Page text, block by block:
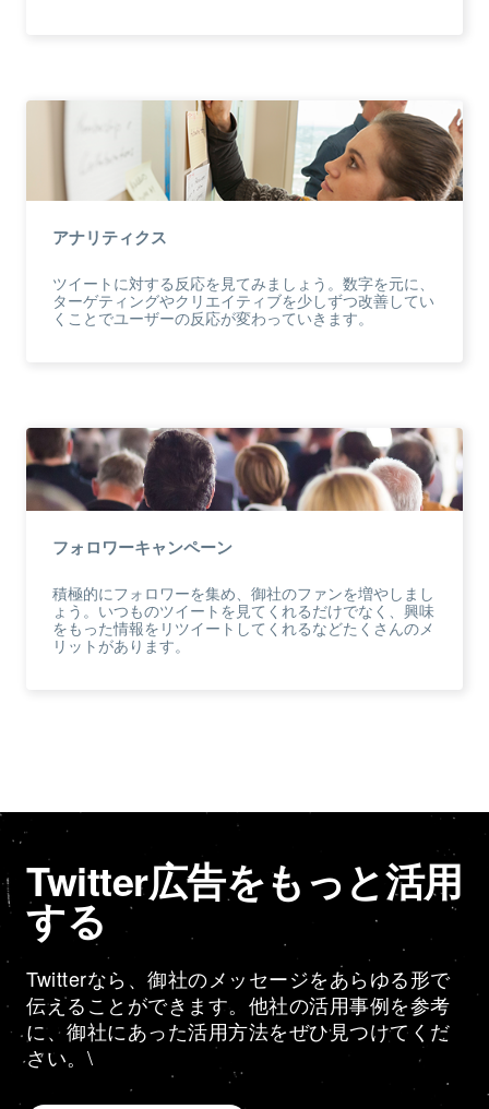
アナリティクス
ツイートに対する反応を見てみましょう。数字を元に、
ターゲティングやクリエイティブを少しずつ改善してい
くことでユーザーの反応が変わっていきます。
フォロワーキャンペーン
積極的にフォロワーを集め、御社のファンを増やしまし
ょう。いつものツイートを見てくれるだけでなく、興味
をもった情報をリツイートしてくれるなどたくさんのメ
リットがあります。
Twitter広告をもっと活用
する
Twitterなら、御社のメッセージをあらゆる形で
伝えることができます。他社の活用事例を参考
に、御社にあった活用方法をぜひ見つけてくだ
さい。\